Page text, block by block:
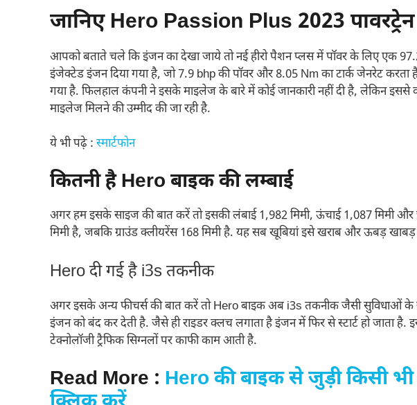
जानिए Hero Passion Plus 2023 पावरट्रेन
आपको बताते चले कि इंजन का देखा जाये तो नई हीरो पैशन प्लस में पॉवर के लिए एक
इंजेक्टेड इंजन दिया गया है, जो 7.9 bhp की पॉवर और 8.05 Nm का टार्क जेनरेट
गया है. फिलहाल कंपनी ने इसके माइलेज के बारे में कोई जानकारी नहीं दी है, लेकिन इससे
माइलेज मिलने की उम्मीद की जा रही है.
ये भी पढ़े : स्मार्टफोन
कितनी है Hero बाइक की लम्बाई
अगर हम इसके साइज की बात करें तो इसकी लंबाई 1,982 मिमी, ऊंचाई 1,087 मिमी और
मिमी है, जबकि ग्राउंड क्लीयरेंस 168 मिमी है. यह सब खूबियां इसे खराब और ऊबड़
Hero दी गई है i3s तकनीक
अगर इसके अन्य फीचर्स की बात करें तो Hero बाइक अब i3s तकनीक जैसी सुविधाओं
इंजन को बंद कर देती है. जैसे ही राइडर क्लच लगाता है इंजन में फिर से स्टार्ट हो जाता
टेक्नोलॉजी ट्रैफिक सिग्नलों पर काफी काम आती है.
Read More : Hero की बाइक से जुड़ी किसी